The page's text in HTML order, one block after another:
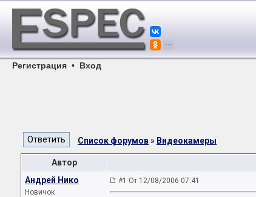
Регистрация • Вход
Список форумов » Видеокамеры
Автор
Андрей Нико
Новичок
#1 От 12/08/2006 07:41